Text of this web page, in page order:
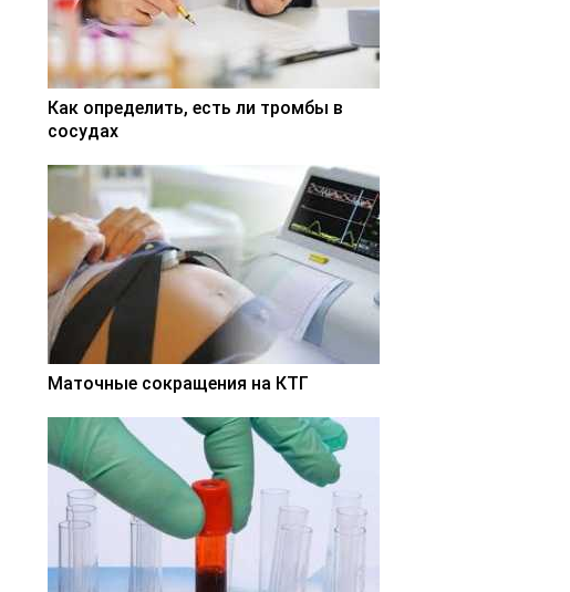
Как определить, есть ли тромбы в
сосудах
Маточные сокращения на КТГ